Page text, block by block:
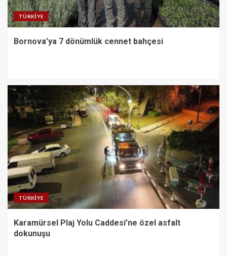
TÜRKIYE
Bornova’ya 7 dönümlük cennet bahçesi
TÜRKIYE
Karamürsel Plaj Yolu Caddesi’ne özel asfalt
dokunuşu